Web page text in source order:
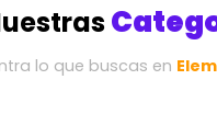
lo que buscas en